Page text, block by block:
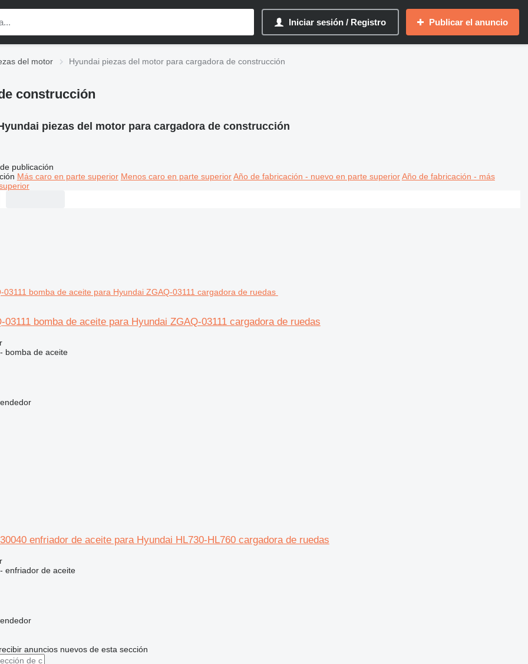
Iniciar sesión / Registro Publicar el anuncio
del motor Hyundai piezas del motor para cargadora de construcción
construcción
piezas del motor para cargadora de construcción
publicación
Más caro en parte superior Menos caro en parte superior Año de fabricación - nuevo en parte superior Año de fabricación - más
03111 bomba de aceite para Hyundai ZGAQ-03111 cargadora de ruedas
bomba de aceite
enfriador de aceite para Hyundai HL730-HL760 cargadora de ruedas
enfriador de aceite
anuncios nuevos de esta sección